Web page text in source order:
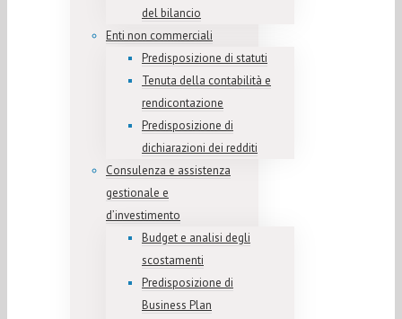
del bilancio
Enti non commerciali
Predisposizione di statuti
Tenuta della contabilità e
rendicontazione
Predisposizione di
dichiarazioni dei redditi
Consulenza e assistenza
gestionale e
d’investimento
Budget e analisi degli
scostamenti
Predisposizione di
Business Plan